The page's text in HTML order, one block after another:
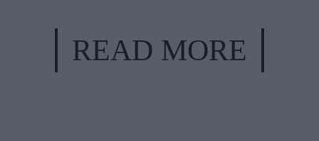
READ MORE